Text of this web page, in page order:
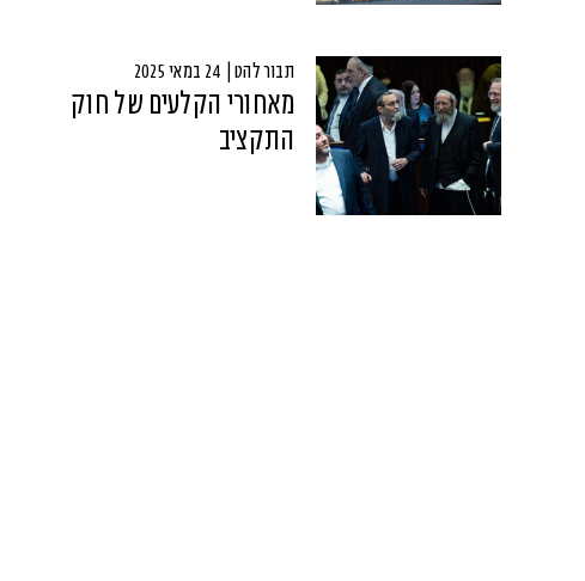
תבור להט | 24 במאי 2025
מאחורי הקלעים של חוק
התקציב